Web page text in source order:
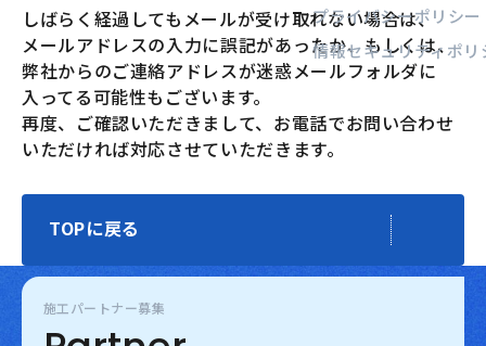
プライバシーポリシー
情報セキュリティポリ
しばらく経過してもメールが受け取れない場合は、
メールアドレスの入力に誤記があったか、もしくは、
弊社からのご連絡アドレスが迷惑メールフォルダに
入ってる可能性もございます。
再度、ご確認いただきまして、お電話でお問い合わせ
いただければ対応させていただきます。
TOPに戻る
施工パートナー募集